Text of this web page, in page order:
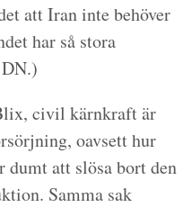
att Iran inte behöver
har så stora
.)
civil kärnkraft är
oavsett hur
dumt att slösa bort den
Samma sak